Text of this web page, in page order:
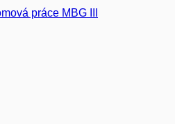
práce MBG III